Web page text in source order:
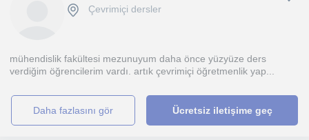
Çevrimiçi dersler
mühendislik fakültesi mezunuyum daha önce yüzyüze ders
verdiğim öğrencilerim vardı. artık çevrimiçi öğretmenlik yap...
daha fazlasını gör Ücretsiz iletişime geç